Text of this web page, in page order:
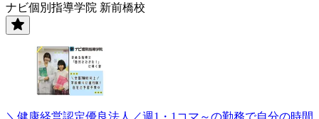
ナビ個別指導学院 新前橋校
＼健康経営認定優良法人／週1・1コマ～の勤務で自分の時間